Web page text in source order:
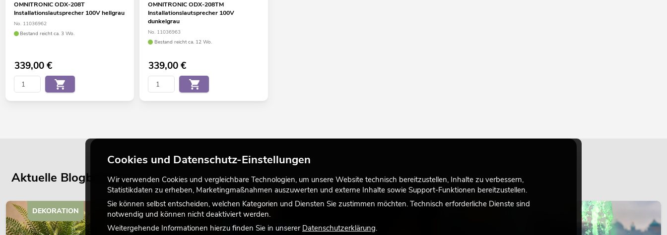
OMNITRONIC ODX-208T
Installationslautsprecher 100V hellgrau
No. 11036962
Bestand reicht ca. 3 Wo.
339,00€
OMNITRONIC ODX-208TM
Installationslautsprecher 100V
dunkelgrau
No. 11036963
Bestand reicht ca. 12 Wo.
339,00€
Aktuelle Blogbeiträge
DEKORATION LICHT
Cookies und Datenschutz-Einstellungen
Wir verwenden Cookies und vergleichbare Technologien, um unsere Website technisch bereitzustellen, Inhalte zu verbessern,
Statistikdaten zu erheben, Marketingmaßnahmen auszuwerten und externe Inhalte sowie Support-Funktionen bereitzustellen.
Sie können selbst entscheiden, welchen Kategorien und Diensten Sie zustimmen möchten. Technisch erforderliche Dienste sind
notwendig und können nicht deaktiviert werden.
Weitergehende Informationen hierzu finden Sie in unserer Datenschutzerklärung.